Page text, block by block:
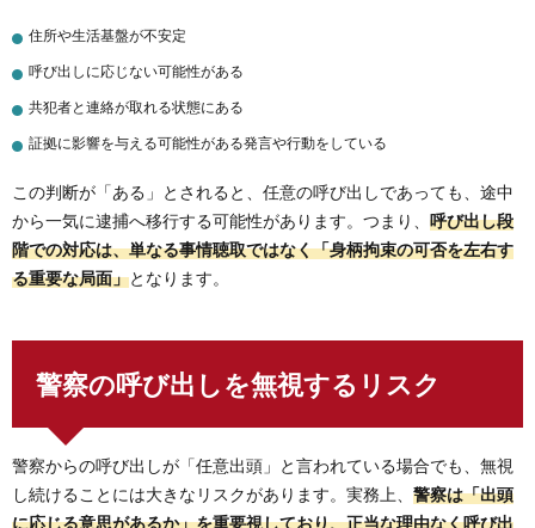
住所や生活基盤が不安定
呼び出しに応じない可能性がある
共犯者と連絡が取れる状態にある
証拠に影響を与える可能性がある発言や行動をしている
この判断が「ある」とされると、任意の呼び出しであっても、途中
から一気に逮捕へ移行する可能性があります。つまり、 呼び出し段
階での対応は、単なる事情聴取ではなく「身柄拘束の可否を左右す
る重要な局面」となります。
警察の呼び出しを無視するリスク
警察からの呼び出しが「任意出頭」と言われている場合でも、無視
し続けることには大きなリスクがあります。実務上、 警察は「出頭
に応じる意思があるか」を重要視しており、正当な理由なく呼び出